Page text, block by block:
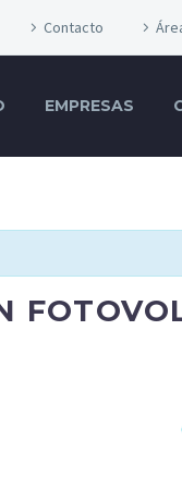
Contacto
EMPRESAS